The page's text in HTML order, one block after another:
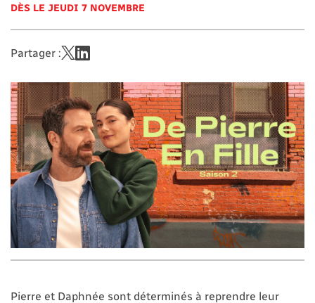
DÈS LE JEUDI 7 NOVEMBRE
Partager :
Pierre et Daphnée sont déterminés à reprendre leur